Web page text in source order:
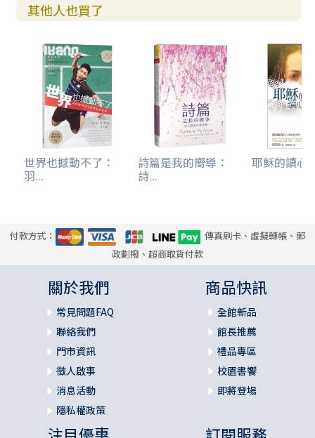
其他人也買了
世界也撼動不了：
羽...
詩篇是我的嚮導：
詩...
耶穌的讀心
付款方式：
傳真刷卡、虛擬轉帳、郵
政劃撥、超商取貨付款
關於我們
常見問題FAQ
聯絡我們
門市資訊
徵人啟事
消息活動
隱私權政策
商品快訊
全館新品
館長推薦
禮品專區
校園書饗
即將登場